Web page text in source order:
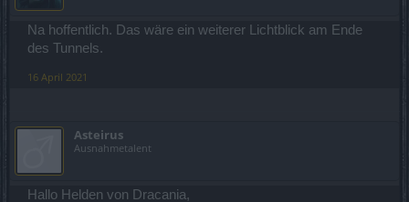
Na hoffentlich. Das wäre ein weiterer Lichtblick am Ende
des Tunnels.
16 April 2021
Asteirus
Ausnahmetalent
Hallo Helden von Dracania,